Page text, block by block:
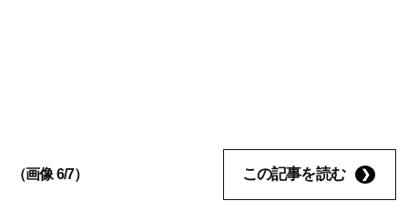
（画像 6/7） この記事を読む